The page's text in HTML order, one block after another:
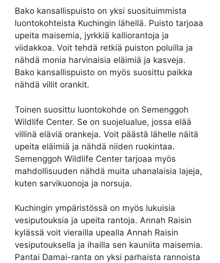
Bako kansallispuisto on yksi suosituimmista
luontokohteista Kuchingin lähellä. Puisto tarjoaa
upeita maisemia, jyrkkiä kalliorantoja ja
viidakkoa. Voit tehdä retkiä puiston poluilla ja
nähdä monia harvinaisia ​​eläimiä ja kasveja.
Bako kansallispuisto on myös suosittu paikka
nähdä villit orankit.
Toinen suosittu luontokohde on Semenggoh
Wildlife Center. Se on suojelualue, jossa elää
villinä eläviä orankeja. Voit päästä lähelle näitä
upeita eläimiä ja nähdä niiden ruokintaa.
Semenggoh Wildlife Center tarjoaa myös
mahdollisuuden nähdä muita uhanalaisia ​​lajeja,
kuten sarvikuonoja ja norsuja.
Kuchingin ympäristössä on myös lukuisia
vesiputouksia ja upeita rantoja. Annah Raisin
kylässä voit vierailla upealla Annah Raisin
vesiputouksella ja ihailla sen kauniita maisemia.
Pantai Damai-ranta on yksi parhaista rannoista